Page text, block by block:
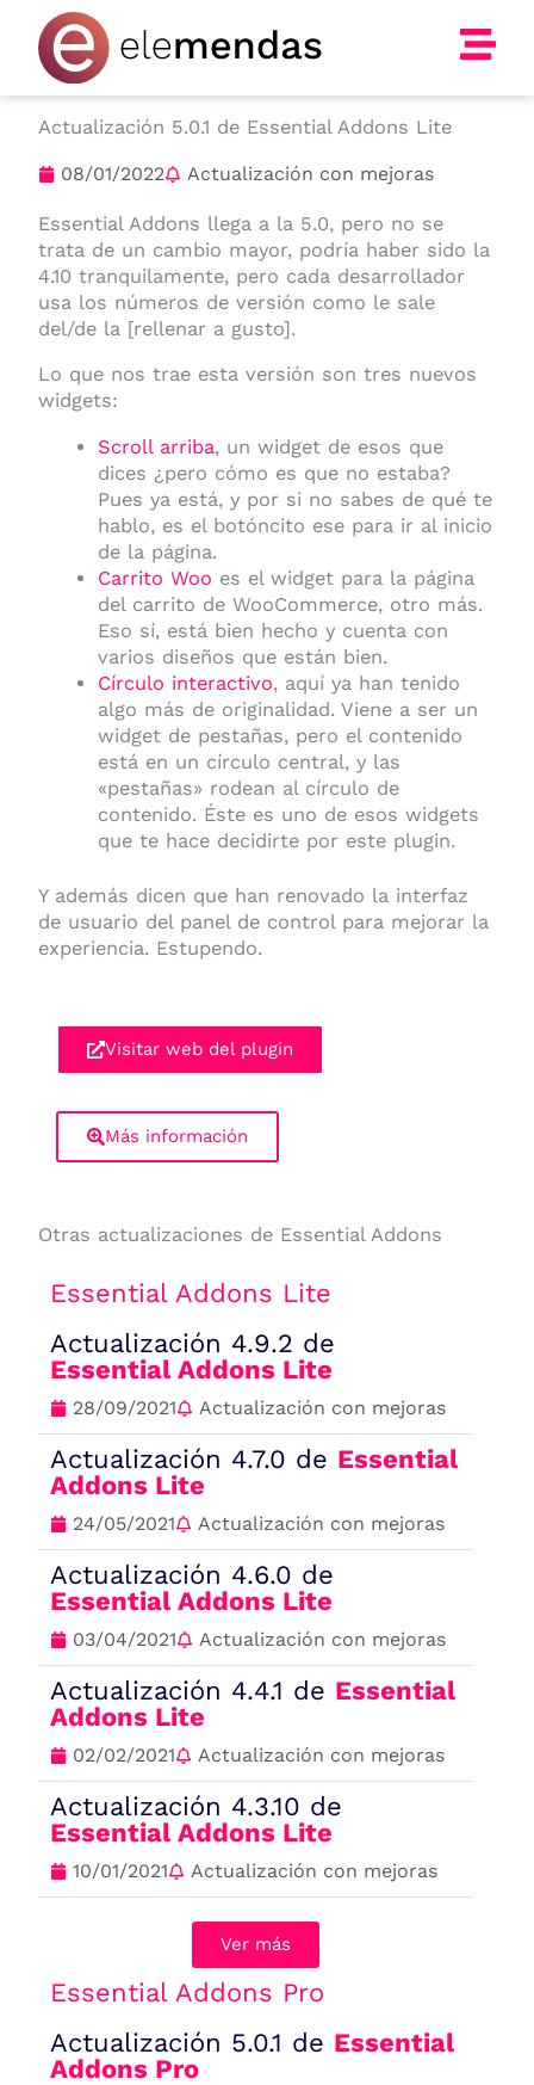
contenido
Actualización 5.0.1 de Essential Addons Lite
08/01/2022 Actualización con mejoras
Essential Addons llega a la 5.0, pero no se
trata de un cambio mayor, podría haber sido la
4.10 tranquilamente, pero cada desarrollador
usa los números de versión como le sale
del/de la [rellenar a gusto].
Lo que nos trae esta versión son tres nuevos
widgets:
Scroll arriba, un widget de esos que
dices ¿pero cómo es que no estaba?
Pues ya está, y por si no sabes de qué te
hablo, es el botóncito ese para ir al inicio
de la página.
Carrito Woo es el widget para la página
del carrito de WooCommerce, otro más.
Eso sí, está bien hecho y cuenta con
varios diseños que están bien.
Círculo interactivo, aquí ya han tenido
algo más de originalidad. Viene a ser un
widget de pestañas, pero el contenido
está en un círculo central, y las
«pestañas» rodean al círculo de
contenido. Éste es uno de esos widgets
que te hace decidirte por este plugin.
Y además dicen que han renovado la interfaz
de usuario del panel de control para mejorar la
experiencia. Estupendo.
Visitar web del plugin
Más información
Otras actualizaciones de Essential Addons
Essential Addons Lite
Actualización 4.9.2 de
Essential Addons Lite
28/09/2021 Actualización con mejoras
Actualización 4.7.0 de Essential
Addons Lite
24/05/2021 Actualización con mejoras
Actualización 4.6.0 de
Essential Addons Lite
03/04/2021 Actualización con mejoras
Actualización 4.4.1 de Essential
Addons Lite
02/02/2021 Actualización con mejoras
Actualización 4.3.10 de
Essential Addons Lite
10/01/2021 Actualización con mejoras
Ver más
Essential Addons Pro
Actualización 5.0.1 de Essential
Addons Pro